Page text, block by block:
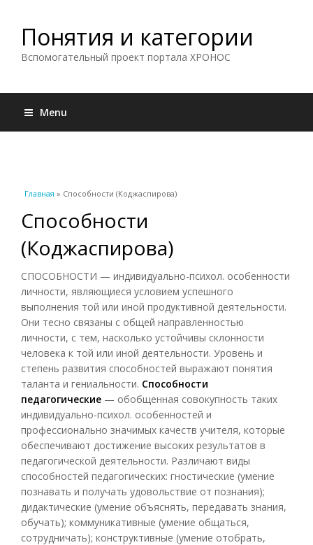
Понятия и категории
Вспомогательный проект портала ХРОНОС
Menu
Вы здесь
Главная » Способности (Коджаспирова)
Способности
(Коджаспирова)
СПОСОБНОСТИ — индивидуально-психол. особенности
личности, являющиеся условием успешного
выполнения той или иной продуктивной деятельности.
Они тесно связаны с общей направленностью
личности, с тем, насколько устойчивы склонности
человека к той или иной деятельности. Уровень и
степень развития способностей выражают понятия
таланта и гениальности. Способности
педагогические — обобщенная совокупность таких
индивидуально-психол. особенностей и
профессионально значимых качеств учителя, которые
обеспечивают достижение высоких результатов в
педагогической деятельности. Различают виды
способностей педагогических: гностические (умение
познавать и получать удовольствие от познания);
дидактические (умение объяснять, передавать знания,
обучать); коммуникативные (умение общаться,
сотрудничать); конструктивные (умение отобрать,